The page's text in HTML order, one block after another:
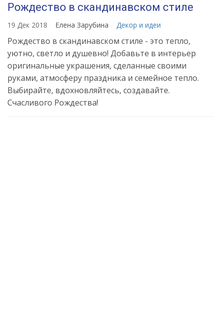
Рождество в скандинавском стиле
19 Дек 2018 Елена Зарубина Декор и идеи
Рождество в скандинавском стиле - это тепло,
уютно, светло и душевно! Добавьте в интерьер
оригинальные украшения, сделанные своими
руками, атмосферу праздника и семейное тепло.
Выбирайте, вдохновляйтесь, создавайте.
Счасливого Рождества!